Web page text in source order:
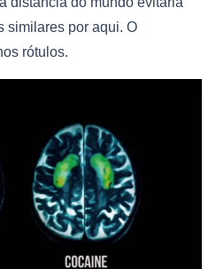
similares por aqui. O
rótulos.